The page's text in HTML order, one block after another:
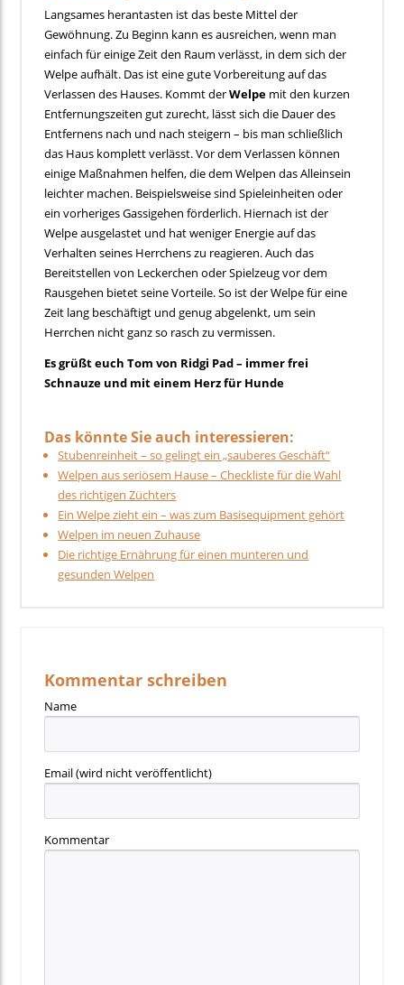
Langsames herantasten ist das beste Mittel der
Gewöhnung. Zu Beginn kann es ausreichen, wenn man
einfach für einige Zeit den Raum verlässt, in dem sich der
Welpe aufhält. Das ist eine gute Vorbereitung auf das
Verlassen des Hauses. Kommt derWelpe mit den kurzen
Entfernungszeiten gut zurecht, lässt sich die Dauer des
Entfernens nach und nach steigern – bis man schließlich
das Haus komplett verlässt. Vor dem Verlassen können
einige Maßnahmen helfen, die dem Welpen das Alleinsein
leichter machen. Beispielsweise sind Spieleinheiten oder
ein vorheriges Gassigehen förderlich. Hiernach ist der
Welpe ausgelastet und hat weniger Energie auf das
Verhalten seines Herrchens zu reagieren. Auch das
Bereitstellen von Leckerchen oder Spielzeug vor dem
Rausgehen bietet seine Vorteile. So ist der Welpe für eine
Zeit lang beschäftigt und genug abgelenkt, um sein
Herrchen nicht ganz so rasch zu vermissen.
Es grüßt euch Tom von Ridgi Pad – immer frei
Schnauze und mit einem Herz für Hunde
Das könnte Sie auch interessieren:
Stubenreinheit – so gelingt ein „sauberes Geschäft“
Welpen aus seriösem Hause – Checkliste für die Wahl
des richtigen Züchters
Ein Welpe zieht ein – was zum Basisequipment gehört
Welpen im neuen Zuhause
Die richtige Ernährung für einen munteren und
gesunden Welpen
Kommentar schreiben
Name
Email(wird nicht veröffentlicht)
Kommentar